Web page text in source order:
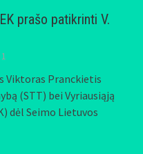
prašo patikrinti V.
1
Viktoras Pranckietis
(STT) bei Vyriausiąją
dėl Seimo Lietuvos